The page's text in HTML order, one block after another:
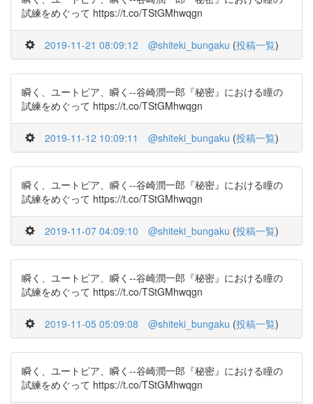
試練をめぐって https://t.co/TStGMhwqgn
2019-11-21 08:09:12 @shiteki_bungaku (投稿一覧)
瞬く、ユートピア、瞬く--谷崎潤一郎『秘密』における瞳の
試練をめぐって https://t.co/TStGMhwqgn
2019-11-12 10:09:11 @shiteki_bungaku (投稿一覧)
瞬く、ユートピア、瞬く--谷崎潤一郎『秘密』における瞳の
試練をめぐって https://t.co/TStGMhwqgn
2019-11-07 04:09:10 @shiteki_bungaku (投稿一覧)
瞬く、ユートピア、瞬く--谷崎潤一郎『秘密』における瞳の
試練をめぐって https://t.co/TStGMhwqgn
2019-11-05 05:09:08 @shiteki_bungaku (投稿一覧)
瞬く、ユートピア、瞬く--谷崎潤一郎『秘密』における瞳の
試練をめぐって https://t.co/TStGMhwqgn